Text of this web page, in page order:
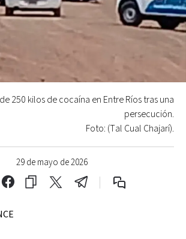
29 de mayo de 2026
250 kilos de cocaína en Entre Ríos tras una
persecución.
Foto: (Tal Cual Chajarí).